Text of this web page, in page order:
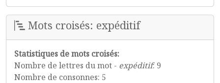
Mots croisés: expéditif
Statistiques de mots croisés:
Nombre de lettres du mot - expéditif: 9
Nombre de consonnes: 5